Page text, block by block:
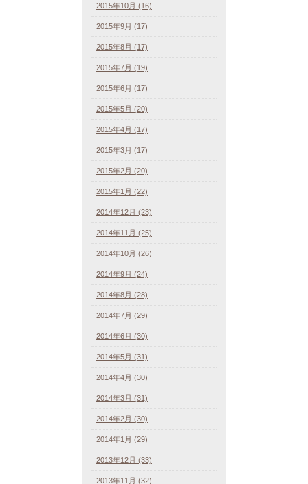
2015年10月 (16)
2015年9月 (17)
2015年8月 (17)
2015年7月 (19)
2015年6月 (17)
2015年5月 (20)
2015年4月 (17)
2015年3月 (17)
2015年2月 (20)
2015年1月 (22)
2014年12月 (23)
2014年11月 (25)
2014年10月 (26)
2014年9月 (24)
2014年8月 (28)
2014年7月 (29)
2014年6月 (30)
2014年5月 (31)
2014年4月 (30)
2014年3月 (31)
2014年2月 (30)
2014年1月 (29)
2013年12月 (33)
2013年11月 (32)